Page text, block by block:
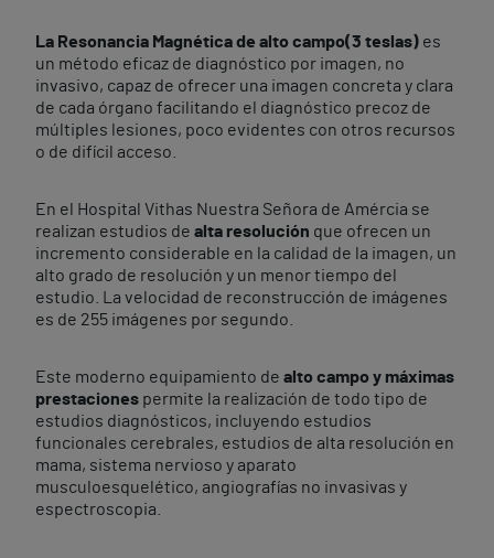
La Resonancia Magnética de alto campo(3 teslas) es
un método eficaz de diagnóstico por imagen, no
invasivo, capaz de ofrecer una imagen concreta y clara
de cada órgano facilitando el diagnóstico precoz de
múltiples lesiones, poco evidentes con otros recursos
o de difícil acceso.
En el Hospital Vithas Nuestra Señora de Amércia se
realizan estudios de alta resolución que ofrecen un
incremento considerable en la calidad de la imagen, un
alto grado de resolución y un menor tiempo del
estudio. La velocidad de reconstrucción de imágenes
es de 255 imágenes por segundo.
Este moderno equipamiento de alto campo y máximas
prestaciones permite la realización de todo tipo de
estudios diagnósticos, incluyendo estudios
funcionales cerebrales, estudios de alta resolución en
mama, sistema nervioso y aparato
musculoesquelético, angiografías no invasivas y
espectroscopia.